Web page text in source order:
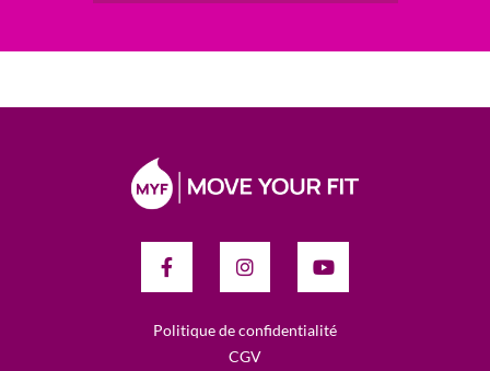
Politique de confidentialité
CGV